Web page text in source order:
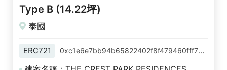
Type B (14.22坪)
泰國
ERC721 0xc1e6e7bb94b65822402f8f479460fff724bdda5d